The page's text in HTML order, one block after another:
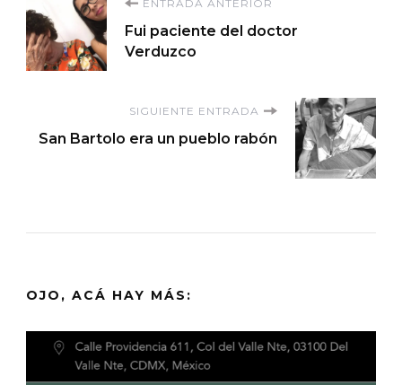
Navegación
de
entradas
ENTRADA ANTERIOR
Fui paciente del doctor
Verduzco
SIGUIENTE ENTRADA
San Bartolo era un pueblo rabón
OJO, ACÁ HAY MÁS: